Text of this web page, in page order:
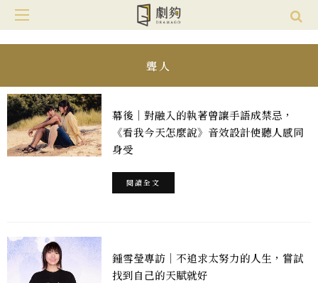
聾人
幕後｜對融入的執著曾讓手語成禁忌，
《看我今天怎麼說》音效設計使聽人感同
身受
閱讀全文
鍾雪瑩專訪｜不追求太努力的人生，嘗試
找到自己的天賦就好